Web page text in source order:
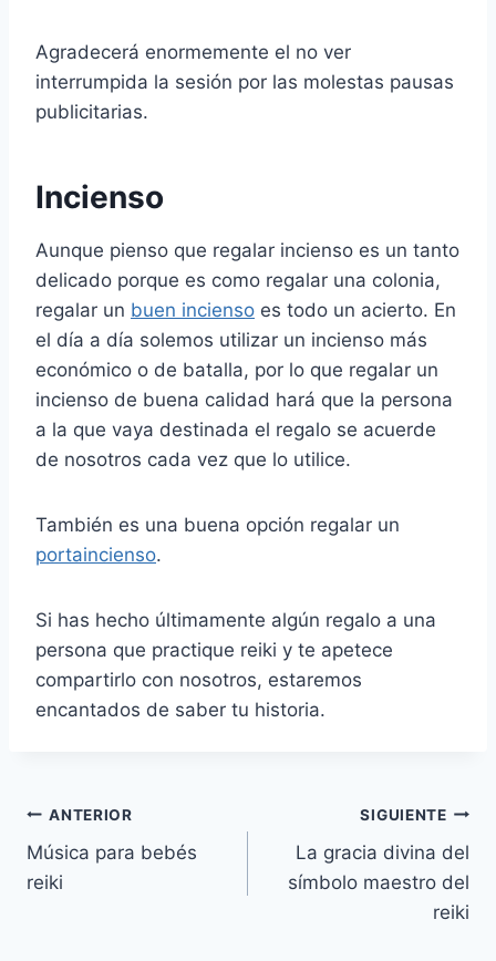
Agradecerá enormemente el no ver
interrumpida la sesión por las molestas pausas
publicitarias.
Incienso
Aunque pienso que regalar incienso es un tanto
delicado porque es como regalar una colonia,
regalar un buen incienso es todo un acierto. En
el día a día solemos utilizar un incienso más
económico o de batalla, por lo que regalar un
incienso de buena calidad hará que la persona
a la que vaya destinada el regalo se acuerde
de nosotros cada vez que lo utilice.
También es una buena opción regalar un
portaincienso.
Si has hecho últimamente algún regalo a una
persona que practique reiki y te apetece
compartirlo con nosotros, estaremos
encantados de saber tu historia.
Navegación
de
ANTERIOR
Música para bebés
reiki
SIGUIENTE
La gracia divina del
símbolo maestro del
reiki